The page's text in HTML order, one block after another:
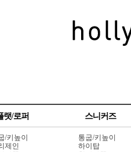
랫/로퍼 스니커즈
/키높이
제인
통굽/키높이
하이탑